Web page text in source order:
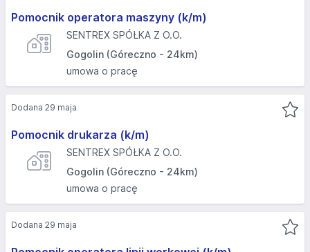
Pomocnik operatora maszyny (k/m)
SENTREX SPÓŁKA Z O.O.
Gogolin (Góreczno - 24km)
umowa o pracę
Pomocnik drukarza (k/m)
SENTREX SPÓŁKA Z O.O.
Gogolin (Góreczno - 24km)
umowa o pracę
Dodana 29 maja
Dodana 29 maja